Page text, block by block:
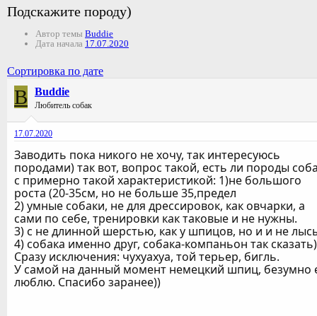
Подскажите породу)
Автор темы Buddie
Дата начала 17.07.2020
Сортировка по дате
B Buddie
Любитель собак
17.07.2020
Заводить пока никого не хочу, так интересуюсь
породами) так вот, вопрос такой, есть ли породы
с примерно такой характеристикой: 1)не большого
роста (20-35см, но не больше 35,предел
2) умные собаки, не для дрессировок, как овчарки, а
сами по себе, тренировки как таковые и не нужны.
3) с не длинной шерстью, как у шпицов, но и и не
4) собака именно друг, собака-компаньон так сказать)
Сразу исключения: чухуахуа, той терьер, бигль.
У самой на данный момент немецкий шпиц, безумно
люблю. Спасибо заранее))